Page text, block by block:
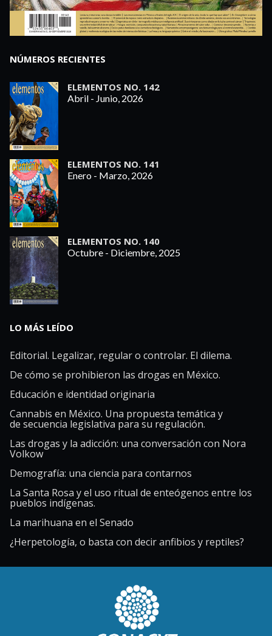
NÚMEROS RECIENTES
ELEMENTOS NO. 142
Abril - Junio, 2026
ELEMENTOS NO. 141
Enero - Marzo, 2026
ELEMENTOS NO. 140
Octubre - Diciembre, 2025
LO MÁS LEÍDO
Editorial. Legalizar, regular o controlar. El dilema.
De cómo se prohibieron las drogas en México.
Educación e identidad originaria
Cannabis en México. Una propuesta temática y
de secuencia legislativa para su regulación.
Las drogas y la adicción: una conversación con Nora
Volkow
Demografía: una ciencia para contarnos
La Santa Rosa y el uso ritual de enteógenos entre los
pueblos indígenas.
La marihuana en el Senado
¿Herpetología, o basta con decir anfibios y reptiles?